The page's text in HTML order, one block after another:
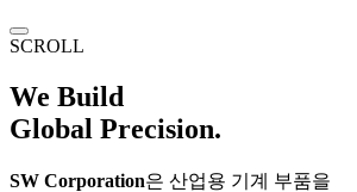
SCROLL
We Build
Global Precision.
SW Corporation은 산업용 기계 부품을